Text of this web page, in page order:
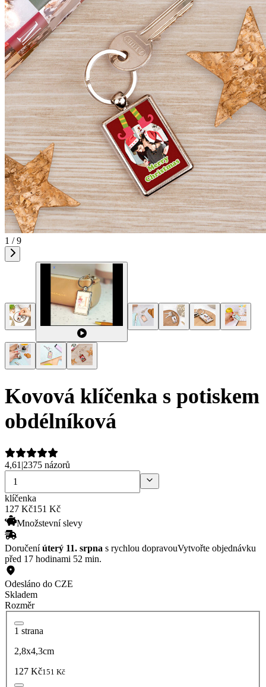
1 / 9
Kovová klíčenka s potiskem
obdélníková
4,61 |2375 názorů
klíčenka
127 Kč151 Kč
Množstevní slevy
Doručeníúterý 11. srpna s rychlou dopravouVytvořte objednávku
před 17 hodinami 52 min.
Odesláno do CZE
Skladem
Rozměr
1 strana
2,8x4,3cm
127 Kč151 Kč